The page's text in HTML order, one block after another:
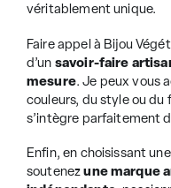
véritablement unique.
Faire appel à Bijou
d’un savoir-faire
mesure. Je peux vous
couleurs, du style ou
s’intègre parfaitement
Enfin, en choisissant
soutenezune marque